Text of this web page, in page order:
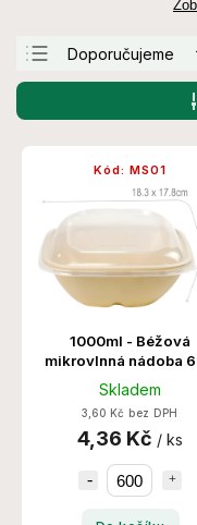
Doporučujeme
Nejdražší
Abecedně
1000ml - Béžová
mikrovlnná nádoba
Set/Krt
Skladem
3,60 Kč bez DPH
4,36 Kč / ks
Kód: MS01